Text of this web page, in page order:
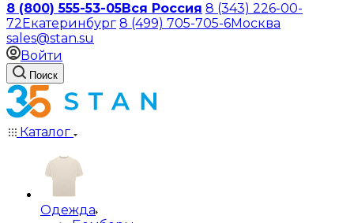
8 (800) 555-53-05Вся Россия 8 (343) 226-00-
72Екатеринбург 8 (499) 705-705-6Москва
sales@stan.su
Войти
Поиск
Каталог
Одежда